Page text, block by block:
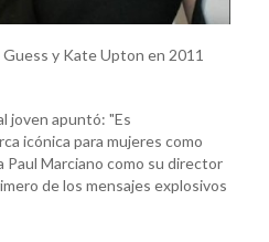
y Kate Upton en 2011
joven apuntó: "Es
icónica para mujeres como
Paul Marciano como su director
de los mensajes explosivos